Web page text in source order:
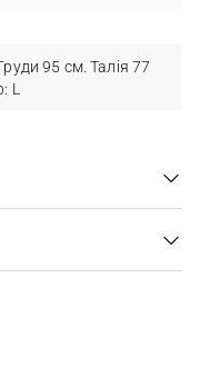
95 см. Талія 77
L